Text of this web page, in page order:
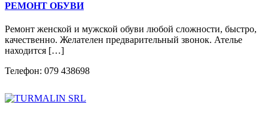
РЕМОНТ ОБУВИ
Ремонт женской и мужской обуви любой сложности, быстро,
качественно. Желателен предварительный звонок. Ателье
находится […]
Телефон: 079 438698